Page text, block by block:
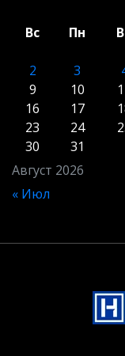
Август 2026
Вс Пн
2
3
9
10
16
17
23
24
30
31
« Июл